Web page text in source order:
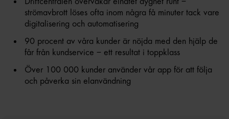
strömavbrott löses ofta inom några få minuter tack vare
digitalisering och automatisering
90 procent av våra kunder är nöjda med den hjälp de
får från kundservice – ett resultat i toppklass
Över 100 000 kunder använder vår app för att följa
och påverka sin elanvändning